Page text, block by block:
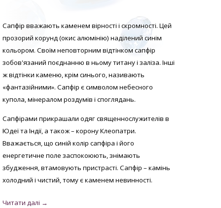
Сапфір вважають каменем вірності і скромності. Цей
прозорий корунд (окис алюмінію) наділений синім
кольором. Своїм неповторним відтінком сапфір
зобов'язаний поєднанню в ньому титану і заліза. Інші
ж відтінки каменю, крім синього, називають
«фантазійними». Сапфір є символом небесного
купола, мінералом роздумів і споглядань.
Сапфірами прикрашали одяг священнослужителів в
Юдеї та Індії, а також – корону Клеопатри.
Вважається, що синій колір сапфіра і його
енергетичне поле заспокоюють, знімають
збудження, втамовують пристрасті. Сапфір – камінь
холодний і чистий, тому є каменем невинності.